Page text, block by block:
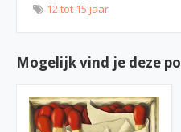
12 tot 15 jaar
Mogelijk vind je deze